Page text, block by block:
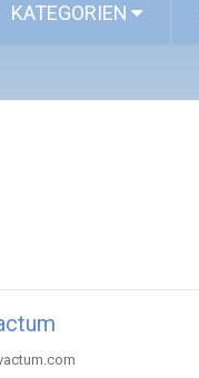
KATEGORIEN